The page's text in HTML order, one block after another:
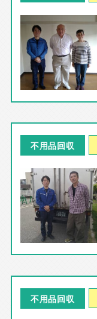
不用品回収
不用品回収